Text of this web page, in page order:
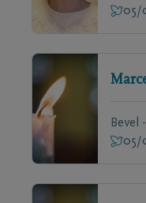
05/
Bevel
05/